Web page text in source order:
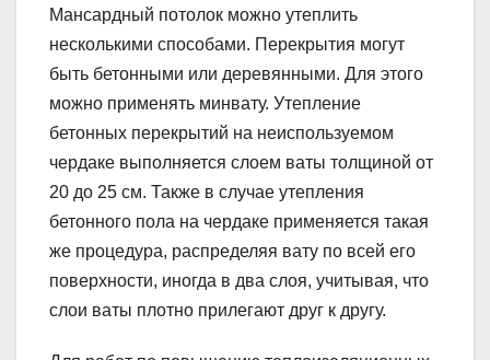
Мансардный потолок можно утеплить
несколькими способами. Перекрытия могут
быть бетонными или деревянными. Для этого
можно применять минвату. Утепление
бетонных перекрытий на неиспользуемом
чердаке выполняется слоем ваты толщиной от
20 до 25 см. Также в случае утепления
бетонного пола на чердаке применяется такая
же процедура, распределяя вату по всей его
поверхности, иногда в два слоя, учитывая, что
слои ваты плотно прилегают друг к другу.